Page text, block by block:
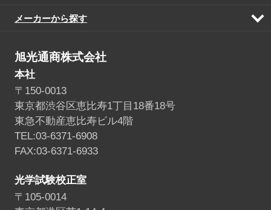
メーカーから探す
開
旭光通商株式会社
本社
〒150-0013
東京都渋谷区恵比寿1丁目18番18号
東急不動産恵比寿ビル4階
TEL:03-6371-6908
FAX:03-6371-6933
光学試験校正室
〒105-0014